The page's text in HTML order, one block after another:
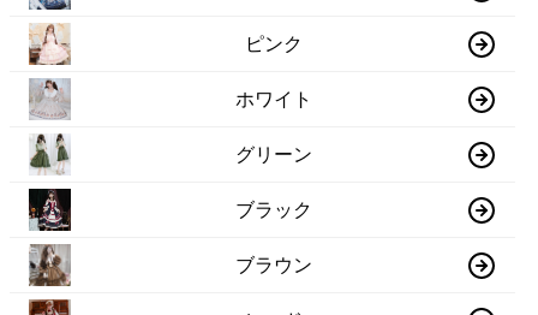
ピンク
ホワイト
グリーン
ブラック
ブラウン